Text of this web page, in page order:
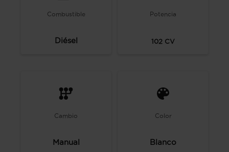
Combustible
Diésel
Potencia
102 CV
Cambio
Manual
Color
Blanco